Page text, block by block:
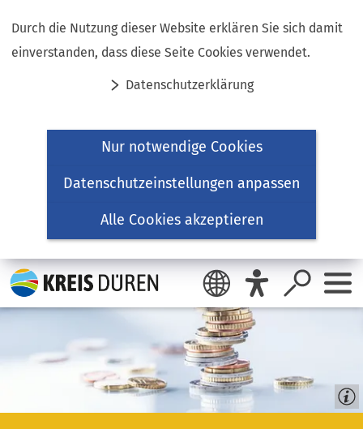
Durch die Nutzung dieser Website erklären Sie sich damit
einverstanden, dass diese Seite Cookies verwendet.
Datenschutzerklärung
Nur notwendige Cookies
Datenschutzeinstellungen anpassen
Alle Cookies akzeptieren
Inhalt anspringen